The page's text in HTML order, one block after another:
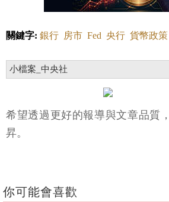
關鍵字: 銀行 房市 Fed 央行 貨幣政策
小檔案_中央社
希望透過更好的報導與文章品質
昇。
你可能會喜歡